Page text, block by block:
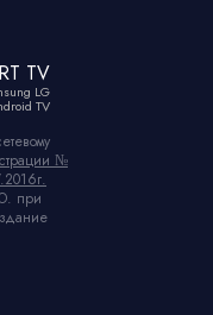
TV
LG
TV
№
при